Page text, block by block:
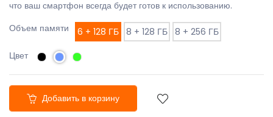
что ваш смартфон всегда будет готов к использованию.
Объем памяти
6 + 128 ГБ 8 + 128 ГБ 8 + 256 ГБ
Цвет
Добавить в корзину